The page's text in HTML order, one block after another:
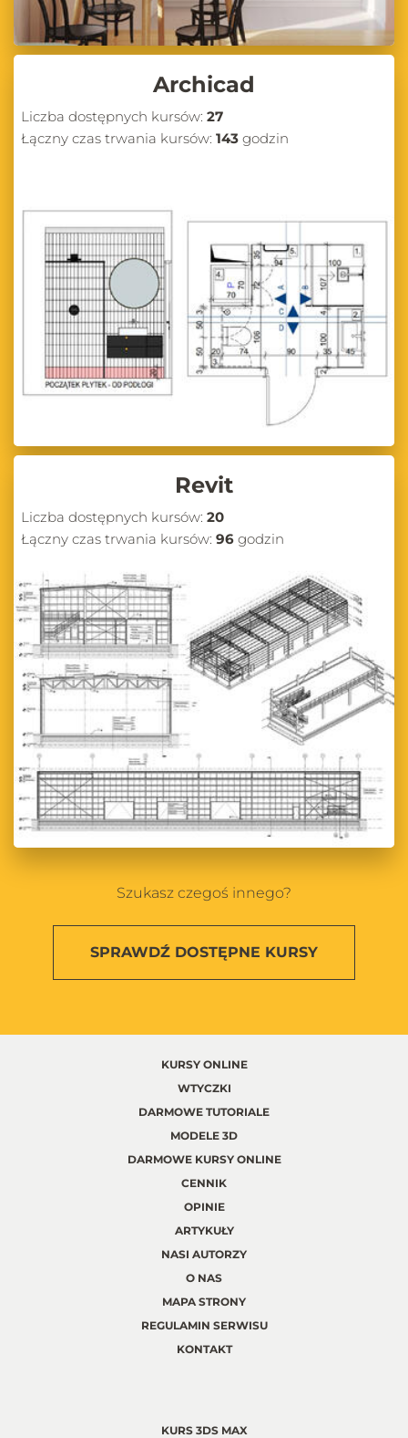
Archicad
Liczba dostępnych kursów: 27
Łączny czas trwania kursów: 143 godzin
Revit
Liczba dostępnych kursów: 20
Łączny czas trwania kursów: 96 godzin
Szukasz czegoś innego?
SPRAWDŹ DOSTĘPNE KURSY
KURSY ONLINE
WTYCZKI
DARMOWE TUTORIALE
MODELE 3D
DARMOWE KURSY ONLINE
CENNIK
OPINIE
ARTYKUŁY
NASI AUTORZY
O NAS
MAPA STRONY
REGULAMIN SERWISU
KONTAKT
KURS 3DS MAX